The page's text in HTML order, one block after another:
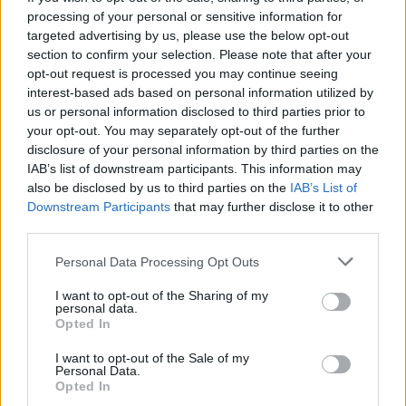
processing of your personal or sensitive information for
targeted advertising by us, please use the below opt-out
section to confirm your selection. Please note that after your
opt-out request is processed you may continue seeing
interest-based ads based on personal information utilized by
us or personal information disclosed to third parties prior to
your opt-out. You may separately opt-out of the further
disclosure of your personal information by third parties on the
IAB’s list of downstream participants. This information may
also be disclosed by us to third parties on the IAB’s List of
Downstream Participants that may further disclose it to other
Please note that this website/app uses one or more Google
not limited to your visit or usage behaviour. You may click to
grant or deny consent to Google and its third-party tags to
use your data for below specified purposes in below Google
consent section.
Personal Data Processing Opt Outs
I want to opt-out of the Sharing of my
personal data.
Opted In
I want to opt-out of the Sale of my
Personal Data.
Opted In
fotos. No final de 2017, ele foi listado mais uma vez por
US $ 5,5 milhões. Ele finalmente vendeu esta casa em
2019 por cerca de US $ 3,7 milhões.
Em 2020, foi relatado que Ward havia vendido outra casa
na Geórgia. Esta residência está localizada perto de
Alpharetta e foi vendida por US $ 1,85 milhão. Em
comparação com seu último negócio imobiliário, este foi
encerrado muito rapidamente, pois ele conseguiu
encontrar um comprador poucas semanas após listar a
residência por US $ 1,9 milhão. Localizada em um
Country Club em Milton, a residência possui cinco quartos
e ocupa uma área de 1,07 acres. Lá fora, há vistas
espetaculares do buraco 11 do campo de golfe nas
proximidades. Além disso, há uma piscina. No interior, há